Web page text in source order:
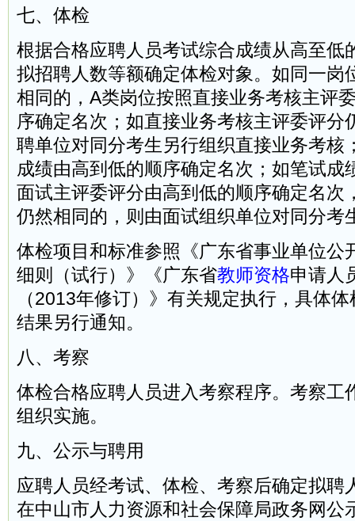
七、体检
根据合格应聘人员考试综合成绩从高至低
拟招聘人数等额确定体检对象。如同一岗
相同的，A类岗位按照直接业务考核主评
序确定名次；如直接业务考核主评委评分
聘单位对同分考生另行组织直接业务考核
成绩由高到低的顺序确定名次；如笔试成
面试主评委评分由高到低的顺序确定名次
仍然相同的，则由面试组织单位对同分考
体检项目和标准参照《广东省事业单位公
细则（试行）》《广东省教师资格申请人
（2013年修订）》有关规定执行，具体
结果另行通知。
八、考察
体检合格应聘人员进入考察程序。考察工
组织实施。
九、公示与聘用
应聘人员经考试、体检、考察后确定拟聘
在中山市人力资源和社会保障局政务网公